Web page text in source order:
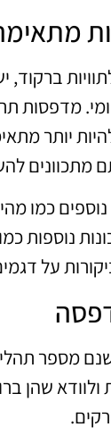
ברקוד,
מדפסות
יותר
מתכוונים
כמו
נוספות
על
מספר
שהן